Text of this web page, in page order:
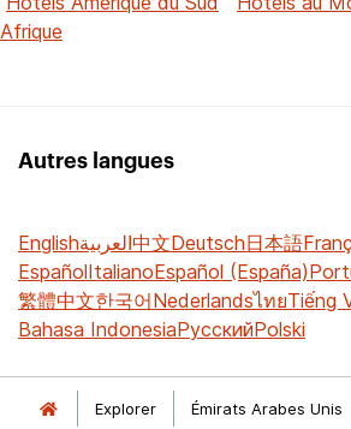
Afrique
Autres langues
Englishالعربية中文Deutsch日本語
EspañolItalianoEspañol (España)
繁體中文한국어NederlandsไทยTiếng
Bahasa IndonesiaРусскийPolski
Explorer Émirats Arabes Unis